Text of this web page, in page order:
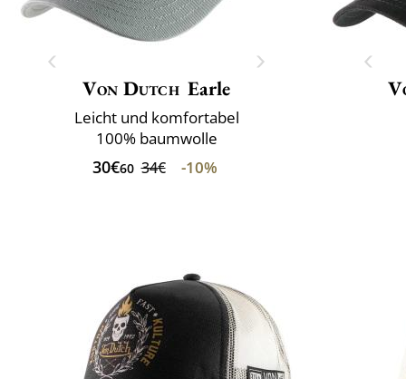
Von Dutch Earle
Leicht und komfortabel
100% baumwolle
30€60 34€ -10%